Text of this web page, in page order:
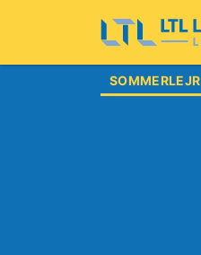
SOMMERLEJR